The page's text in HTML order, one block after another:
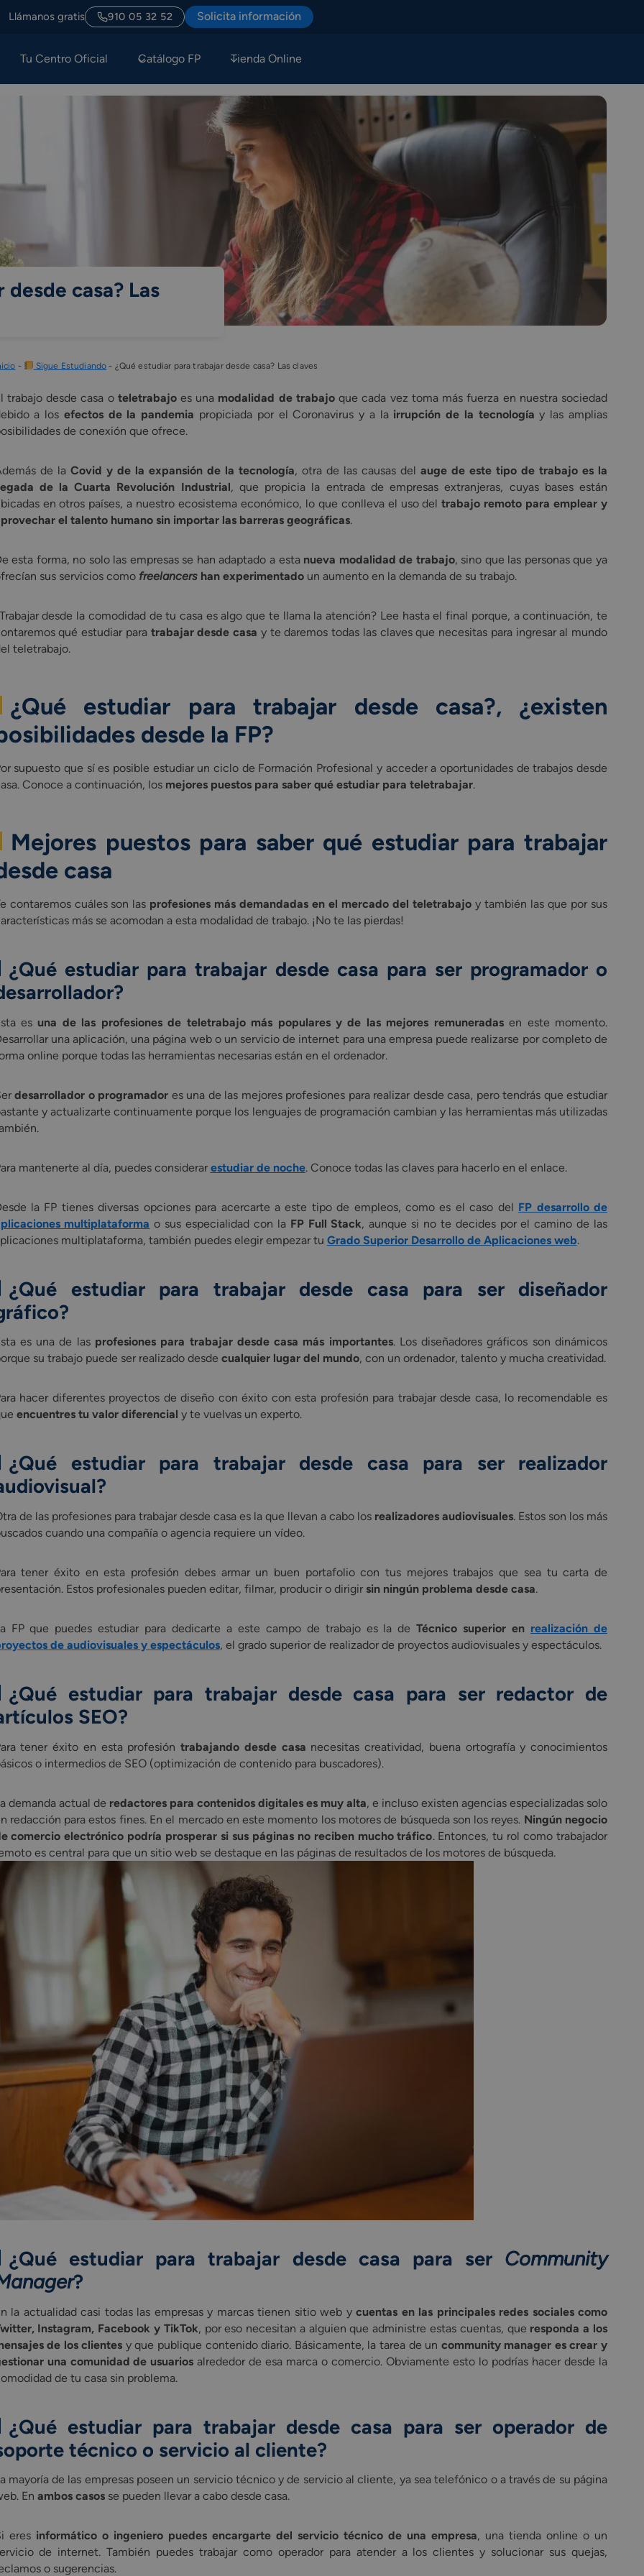
Llámanos gratis 910 05 32 52 Solicita información
Tu Centro Oficial Catálogo FP Tienda Online
casa? Las
- Sigue Estudiando - ¿Qué estudiar para trabajar desde casa? Las claves
trabajo desde casa o teletrabajo es una modalidad de trabajoque cada vez toma más fuerza en nuestra sociedad
a los efectos de la pandemia propiciada por el Coronavirus y a la irrupción de la tecnología y las amplias
de conexión que ofrece.
de la Covid y de la expansión de la tecnología, otra de las causas del auge de este tipo de trabajo es la
de la Cuarta Revolución Industrial, que propicia la entrada de empresas extranjeras, cuyas bases están
en otros países, a nuestro ecosistema económico, lo que conlleva el uso deltrabajo remoto para emplear y
el talento humano sin importar las barreras geográficas.
esta forma, no solo las empresas se han adaptado a esta nueva modalidad de trabajo, sino que las personas que ya
sus servicios como freelancers han experimentadoun aumento en la demanda de su trabajo.
desde la comodidad de tu casa es algo que te llama la atención? Lee hasta el final porque, a continuación, te
qué estudiar para trabajar desde casa y te daremos todas las claves que necesitas para ingresar al mundo
teletrabajo.
¿Qué estudiar para trabajar desde casa?, ¿existen
desde la FP?
supuesto que sí es posible estudiar un ciclo de Formación Profesional y acceder a oportunidades de trabajos desde
Conoce a continuación, los mejores puestos para saber qué estudiar para teletrabajar.
Mejores puestos para saber qué estudiar para trabajar
casa
contaremos cuáles son las profesiones más demandadas en el mercado del teletrabajo y también las que por sus
más se acomodan a esta modalidad de trabajo. ¡No te las pierdas!
¿Qué estudiar para trabajar desde casa para ser programador o
?
es una de las profesiones de teletrabajo más populares y de las mejores remuneradasen este momento.
una aplicación, una página web o un servicio de internet para una empresa puede realizarse por completo de
online porque todas las herramientas necesarias están en el ordenador.
desarrollador o programador es una de las mejores profesiones para realizar desde casa, pero tendrás que estudiar
y actualizarte continuamente porque los lenguajes de programación cambian y las herramientas más utilizadas
mantenerte al día, puedes considerar estudiar de noche. Conoce todas las claves para hacerlo en el enlace.
la FP tienes diversas opciones para acercarte a este tipo de empleos, como es el caso del FP desarrollo de
multiplataforma o sus especialidad con la FP Full Stack, aunque si no te decides por el camino de las
multiplataforma, también puedes elegir empezar tu Grado Superior Desarrollo de Aplicaciones web.
¿Qué estudiar para trabajar desde casa para ser diseñador
?
es una de las profesiones para trabajar desde casa más importantes. Los diseñadores gráficos son dinámicos
su trabajo puede ser realizado desde cualquier lugar del mundo, con un ordenador, talento y mucha creatividad.
hacer diferentes proyectos de diseño con éxito con esta profesión para trabajar desde casa, lo recomendable es
encuentres tu valor diferencial y te vuelvas un experto.
¿Qué estudiar para trabajar desde casa para ser realizador
?
de las profesiones para trabajar desde casa es la que llevan a cabo los realizadores audiovisuales. Estos son los más
cuando una compañía o agencia requiere un vídeo.
tener éxito en esta profesión debes armar un buen portafolio con tus mejores trabajos que sea tu carta de
Estos profesionales pueden editar, filmar, producir o dirigir sin ningún problema desde casa.
FP que puedes estudiar para dedicarte a este campo de trabajo es la deTécnico superior en realización de
de audiovisuales y espectáculos, el grado superior de realizador de proyectos audiovisuales y espectáculos.
¿Qué estudiar para trabajar desde casa para ser redactor de
SEO?
tener éxito en esta profesióntrabajando desde casa necesitas creatividad, buena ortografía y conocimientos
o intermedios de SEO (optimización de contenido para buscadores).
demanda actual de redactores para contenidos digitales es muy alta, e incluso existen agencias especializadas solo
redacción para estos fines. En el mercado en este momento los motores de búsqueda son los reyes. Ningún negocio
comercio electrónico podría prosperar si sus páginas no reciben mucho tráfico. Entonces, tu rol como trabajador
es central para que un sitio web se destaque en las páginas de resultados de los motores de búsqueda.
¿Qué estudiar para trabajar desde casa para ser Community
?
la actualidad casi todas las empresas y marcas tienen sitio web ycuentas en las principales redes sociales como
Instagram, Facebook y TikTok, por eso necesitan a alguien que administre estas cuentas, que responda a los
de los clientes y que publique contenido diario. Básicamente, la tarea de un community manager es crear y
una comunidad de usuarios alrededor de esa marca o comercio. Obviamente esto lo podrías hacer desde la
de tu casa sin problema.
¿Qué estudiar para trabajar desde casa para ser operador de
técnico o servicio al cliente?
mayoría de las empresas poseen un servicio técnico y de servicio al cliente, ya sea telefónico o a través de su página
En ambos casosse pueden llevar a cabo desde casa.
eres informático o ingeniero puedes encargarte del servicio técnico de una empresa, una tienda online o un
de internet. También puedes trabajar como operador para atender a los clientes y solucionar sus quejas,
o sugerencias.